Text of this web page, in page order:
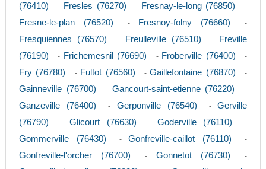
(76410)
- Fresles (76270) - Fresnay-le-long (76850) -
Fresne-le-plan (76520) - Fresnoy-folny (76660) -
Fresquiennes (76570) - Freulleville (76510) -
Freville
(76190)
- Frichemesnil (76690) - Froberville (76400) -
Fry (76780) - Fultot (76560) -Gaillefontaine (76870) -
Gainneville (76700) - Gancourt-saint-etienne (76220) -
Ganzeville (76400) - Gerponville (76540) -Gerville
(76790)
-Glicourt (76630) - Goderville (76110) -
Gommerville (76430) -Gonfreville-caillot (76110) -
Gonfreville-l'orcher (76700) - Gonnetot (76730) -